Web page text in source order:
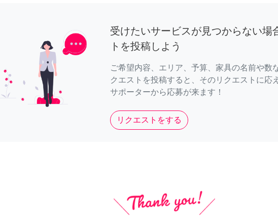
受けたいサービスが見つからない場
トを投稿しよう
ご希望内容、エリア、予算、家具の名前や数
クエストを投稿すると、そのリクエストに応
サポーターから応募が来ます！
リクエストをする